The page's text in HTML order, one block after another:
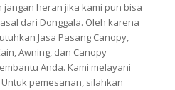
heran jika kami pun bisa
dari Donggala. Oleh karena
Jasa Pasang Canopy,
Awning, dan Canopy
Anda. Kami melayani
pemesanan, silahkan